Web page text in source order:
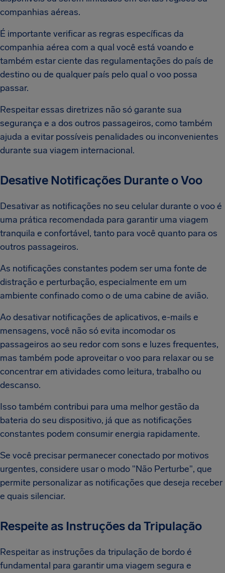
companhias aéreas.
É importante verificar as regras específicas da
companhia aérea com a qual você está voando e
também estar ciente das regulamentações do país de
destino ou de qualquer país pelo qual o voo possa
passar.
Respeitar essas diretrizes não só garante sua
segurança e a dos outros passageiros, como também
ajuda a evitar possíveis penalidades ou inconvenientes
durante sua viagem internacional.
Desative Notificações Durante o Voo
Desativar as notificações no seu celular durante o voo é
uma prática recomendada para garantir uma viagem
tranquila e confortável, tanto para você quanto para os
outros passageiros.
As notificações constantes podem ser uma fonte de
distração e perturbação, especialmente em um
ambiente confinado como o de uma cabine de avião.
Ao desativar notificações de aplicativos, e-mails e
mensagens, você não só evita incomodar os
passageiros ao seu redor com sons e luzes frequentes,
mas também pode aproveitar o voo para relaxar ou se
concentrar em atividades como leitura, trabalho ou
descanso.
Isso também contribui para uma melhor gestão da
bateria do seu dispositivo, já que as notificações
constantes podem consumir energia rapidamente.
Se você precisar permanecer conectado por motivos
urgentes, considere usar o modo "Não Perturbe", que
permite personalizar as notificações que deseja receber
e quais silenciar.
Respeite as Instruções da Tripulação
Respeitar as instruções da tripulação de bordo é
fundamental para garantir uma viagem segura e